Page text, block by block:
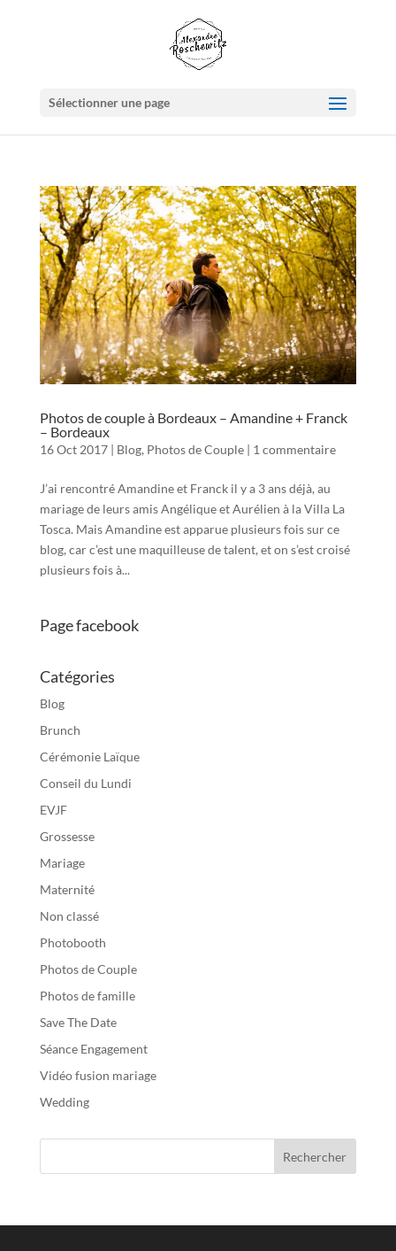
Sélectionner une page
Photos de couple à Bordeaux – Amandine + Franck
– Bordeaux
16 Oct 2017| Blog, Photos de Couple| 1 commentaire
J’ai rencontré Amandine et Franck il y a 3 ans déjà, au
mariage de leurs amis Angélique et Aurélien à la Villa La
Tosca. Mais Amandine est apparue plusieurs fois sur ce
blog, car c’est une maquilleuse de talent, et on s’est croisé
plusieurs fois à...
Page facebook
Catégories
Blog
Brunch
Cérémonie Laïque
Conseil du Lundi
EVJF
Grossesse
Mariage
Maternité
Non classé
Photobooth
Photos de Couple
Photos de famille
Save The Date
Séance Engagement
Vidéo fusion mariage
Wedding